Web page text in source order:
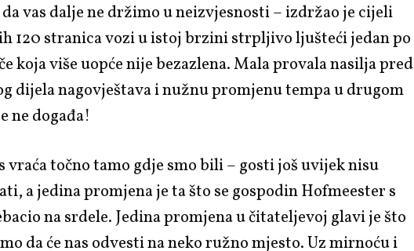
vas dalje ne držimo u neizvjesnosti – izdržao je cijeli
120 stranica vozi u istoj brzini strpljivo ljušteći jedan po
koja više uopće nije bezazlena. Mala provala nasilja pred
dijela nagovještava i nužnu promjenu tempa u drugom
ne događa!
vraća točno tamo gdje smo bili – gosti još uvijek nisu
a jedina promjena je ta što se gospodin Hofmeester s
na srdele. Jedina promjena u čitateljevoj glavi je što
da će nas odvesti na neko ružno mjesto. Uz mirnoću i